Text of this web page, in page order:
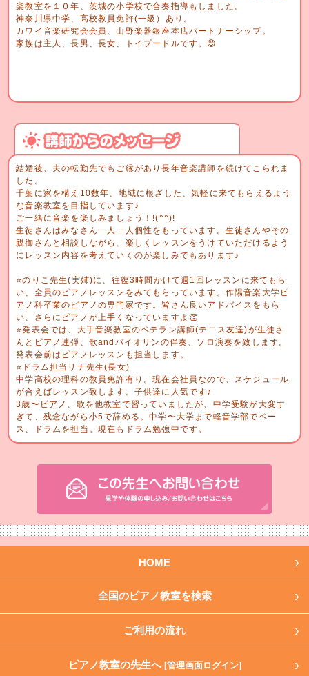
楽教室を１０年、茨城の小学校で合奏指導もしました。
神奈川県中学、高校教員免許(一級）あり。
カワイ音楽研究会会員、山野楽器銀座本店パートナーシップ。
家族は主人、長男、長女、トイプードルです。😊
結婚後、夫の転勤先でもご縁があり長年音楽講師を続けてこられま
した。
千葉に家を構え10数年、地域に根ざした、気軽に来てもらえるよう
な音楽教室を目指しています♪
ご一緒に音楽を楽しみましょう！!(^^)!
生徒さんはみなさん一人一人個性をもっています。生徒さんやその
親御さんと相談しながら、楽しくレッスンをうけていただけるよう
にレッスン内容を考えていくのが楽しみでもあります♪
⭐️のりこ先生(実姉)に、往復3時間かけて週1回レッスンに来てもら
い、全員のピアノレッスンをみてもらっています。作陽音楽大学ピ
アノ科卒業のピアノの専門家です。皆さん良いアドバイスをもら
い、さらにピアノが上手くなっていますよ👏
⭐️発表会では、大手音楽教室のベテラン講師(テニス友達)が生徒さ
んとピアノ連弾、歌andバイオリンの伴奏、ソロ演奏を致します。
発表会前はピアノレッスンも担当します。
⭐️ドラム担当リナ先生(長女)
中学高校の理科の教員免許有り。現在会社員なので、スケジュール
が合えばレッスン致します。子供達に人気です♪
3歳〜ピアノ、歌を他教室で習っていましたが、中学受験が大変す
ぎて、残念ながら小5で辞める。中学〜大学まで軽音学部でベー
ス、ドラムを担当。現在もドラム勉強中です。
HOME
全国のピアノ教室を検索
ご利用の流れ
ピアノ教室の先生へ [管理画面ログイン]